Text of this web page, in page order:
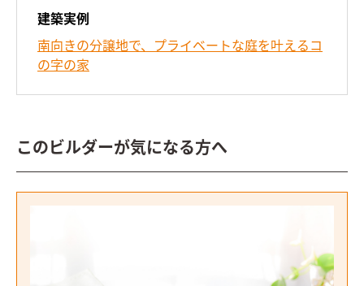
建築実例
南向きの分譲地で、プライベートな庭を叶えるコ
の字の家
このビルダーが気になる方へ